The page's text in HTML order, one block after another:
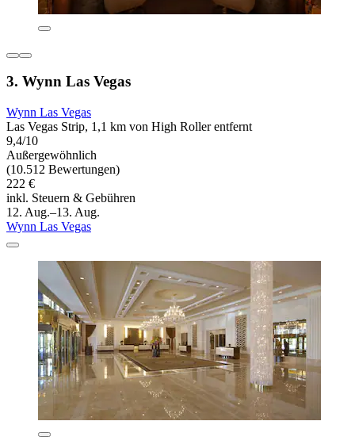
3. Wynn Las Vegas
Wynn Las Vegas
Las Vegas Strip, 1,1 km von High Roller entfernt
9,4/10
Außergewöhnlich
(10.512 Bewertungen)
222 €
inkl. Steuern & Gebühren
12. Aug.–13. Aug.
Wynn Las Vegas